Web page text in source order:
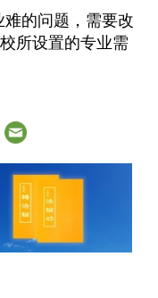
难的问题，需要改
所设置的专业需